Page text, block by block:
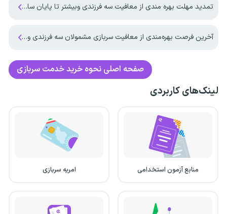
تمدید مهلت بهره مندی از معافیت سه فرزندی وبیشتر تا پایان سال ۱۴۰۷ ‌
آخرین فرصت بهره‌مندی از معافیت سربازی مشمولان سه فرزندی و بیشتر تا پایان شهریور ماه ۱۴۰۵
صفحه اصلی نحوه خرید خدمت سربازی
لینک‌های کاربردی
منابع آزمون استخدامی امریه سربازی